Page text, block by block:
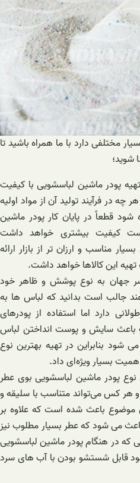
مختلفی دارد با ما همراه باشید تا
شوید؛
پودر ماشین لباسشویی با کیفیت
در فرآیند تولید آن از مواد اولیه
شود قطعاً در پایان کار پودر ماشین
کیفیت بیشتری خواهد داشت
مناسب و ارزان تر از بازار ارائه
این کالاها خواهد داشت.
جهان به نوع پوشش و ظاهر خود
جالب است بدانید که لباس ها به
دارد اما استفاده از پودرهای
باعث سایش و پوست انداختن لباس
بنابراین در تهیه بهترین نوع
بسیار ویژه‌ای داد.
نوع پودر ماشین لباسشویی بوی عطر
هر کس می‌تواند متناسب با سلیقه و
موضوع باعث شده است که علاوه بر
می شود که عطر بسیار مطلوب نیز
که در هنگام پودر ماشین لباسشویی
قابل شستشو بودن با آب های سرد